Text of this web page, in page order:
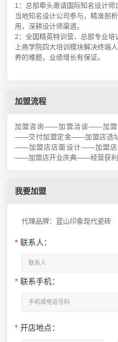
1：总部牵头邀请国际知名设计
当地知名设计公司参与，精准剖
用，深耕设计师渠道。
2：全国精英特训营、总部专业
上商学院四大培训模块解决终端
养的难题，业绩增长有保证。
加盟流程
加盟咨询——加盟洽谈——加盟
——交付加盟定金——加盟店选
——加盟店店面设计——加盟
——加盟店开业庆典——经营获利
我要加盟
代理品牌：蓝山印象现代瓷砖
* 联系人：
* 联系手机：
* 开店地点：